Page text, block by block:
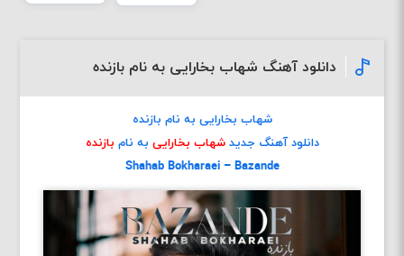
دانلود آهنگ شهاب بخارایی به نام بازنده
شهاب بخارایی به نام بازنده
دانلود آهنگ جدید شهاب بخارایی به نام بازنده
Shahab Bokharaei – Bazande